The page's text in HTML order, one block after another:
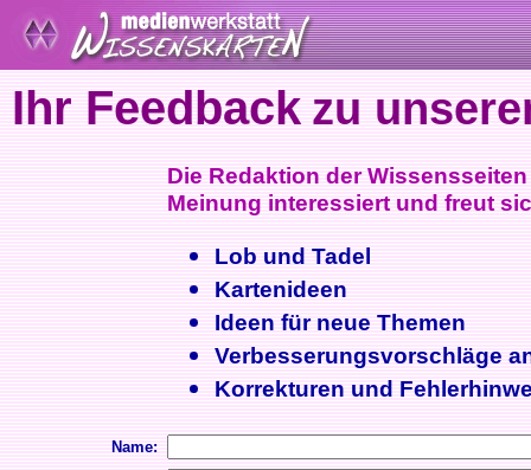
Ihr Feedback zu
Die Redaktion der
Meinung interessiert und freut
Lob und Tadel
Kartenideen
Ideen für neue Themen
Verbesserungsvorschläge
Korrekturen und
Name: